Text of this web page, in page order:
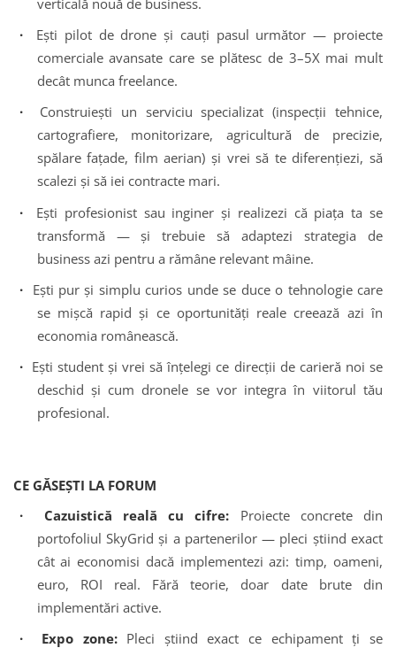
· Ești pilot de drone și cauți pasul următor — proiecte
comerciale avansate care se plătesc de 3–5X mai mult
decât munca freelance.
· Construiești un serviciu specializat (inspecții tehnice,
cartografiere, monitorizare, agricultură de precizie,
spălare fațade, film aerian) și vrei să te diferențiezi, să
scalezi și să iei contracte mari.
· Ești profesionist sau inginer și realizezi că piața ta se
transformă — și trebuie să adaptezi strategia de
business azi pentru a rămâne relevant mâine.
· Ești pur și simplu curios unde se duce o tehnologie care
se mișcă rapid și ce oportunități reale creează azi în
economia românească.
· Ești student și vrei să înțelegi ce direcții de carieră noi se
deschid și cum dronele se vor integra în viitorul tău
profesional.
CE GĂSEȘTI LA FORUM
· Cazuistică reală cu cifre: Proiecte concrete din
portofoliul SkyGrid și a partenerilor — pleci știind exact
cât ai economisi dacă implementezi azi: timp, oameni,
euro, ROI real. Fără teorie, doar date brute din
implementări active.
· Expo zone:Pleci știind exact ce echipament ți se